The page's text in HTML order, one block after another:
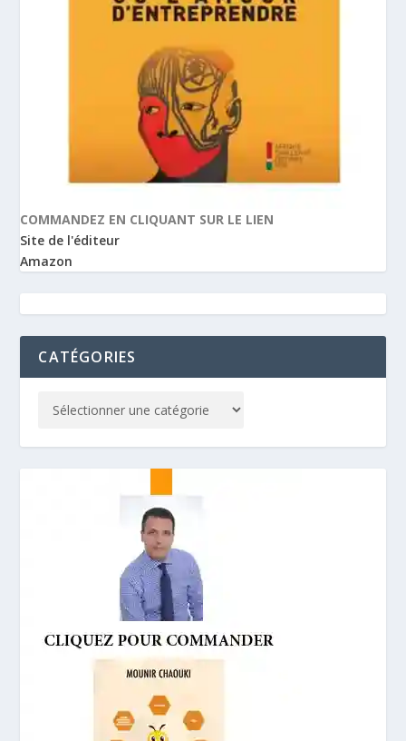
COMMANDEZ EN CLIQUANT SUR LE LIEN
Site de l'éditeur
Amazon
CATÉGORIES